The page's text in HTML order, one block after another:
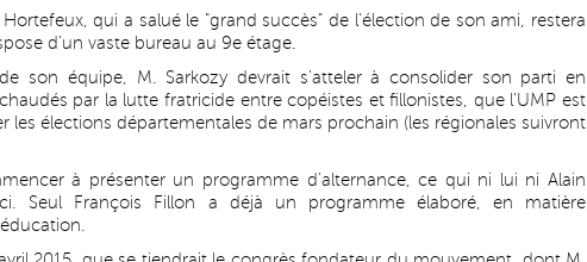
qui a salué le "grand succès" de l'élection de son ami, restera
d'un vaste bureau au 9e étage.
son équipe, M. Sarkozy devrait s'atteler à consolider son parti en
par la lutte fratricide entre copéistes et fillonistes, que l'UMP est
les élections départementales de mars prochain (les régionales suivront
à présenter un programme d'alternance, ce qui ni lui ni Alain
Seul François Fillon a déjà un programme élaboré, en matière